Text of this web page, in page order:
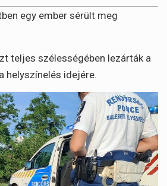
egy ember sérült meg
teljes szélességében lezárták a
helyszínelés idejére.